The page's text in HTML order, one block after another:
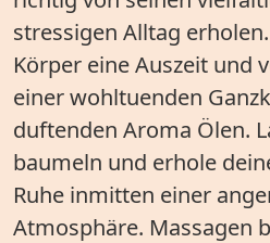
stressigen Alltag
Körper eine Auszeit und
einer wohltuenden
duftenden Aroma Ölen.
baumeln und erhole
Ruhe inmitten einer
Atmosphäre. Massagen